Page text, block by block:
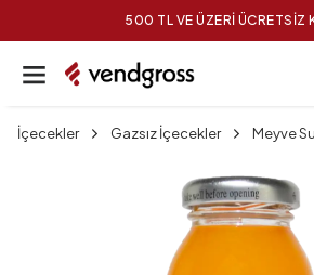
500 TL VE ÜZERİ ÜCRETSİZ
İçecekler Gazsız İçecekler Meyve